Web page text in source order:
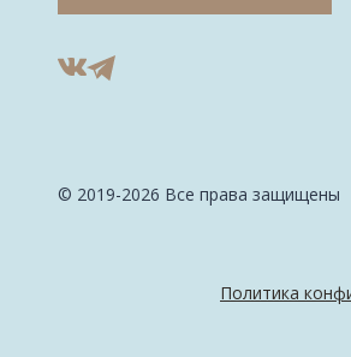
© 2019-2026 Все права защищены
Политика